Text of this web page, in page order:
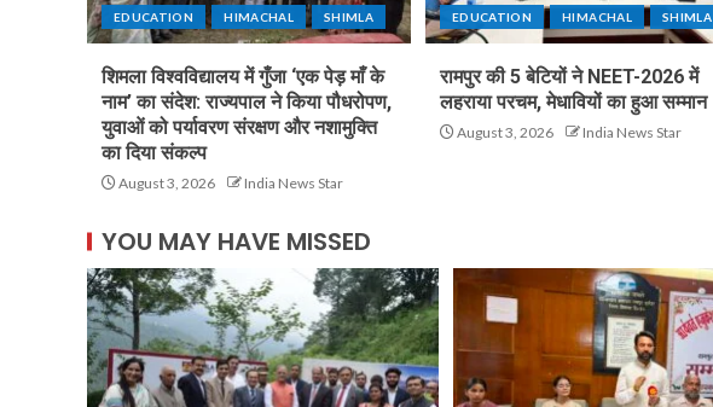
EDUCATION HIMACHAL SHIMLA
शिमला विश्वविद्यालय में गुँजा ‘एक पेड़ माँ के
नाम’ का संदेश: राज्यपाल ने किया पौधरोपण,
युवाओं को पर्यावरण संरक्षण और नशामुक्ति
का दिया संकल्प
August 3, 2026 India News Star
EDUCATION HIMACHAL SHIMLA
रामपुर की 5 बेटियों ने NEET-2026 में
लहराया परचम, मेधावियों का हुआ सम्मान
August 3, 2026 India News Star
YOU MAY HAVE MISSED